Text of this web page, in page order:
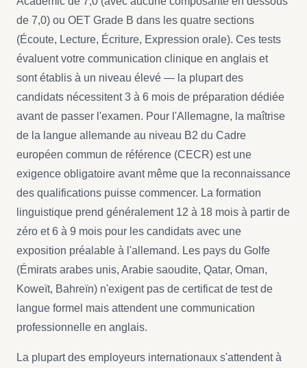
de 7,0) ou OET Grade B dans les quatre sections
(Écoute, Lecture, Écriture, Expression orale). Ces tests
évaluent votre communication clinique en anglais et
sont établis à un niveau élevé — la plupart des
candidats nécessitent 3 à 6 mois de préparation dédiée
avant de passer l'examen. Pour l'Allemagne, la maîtrise
de la langue allemande au niveau B2 du Cadre
européen commun de référence (CECR) est une
exigence obligatoire avant même que la reconnaissance
des qualifications puisse commencer. La formation
linguistique prend généralement 12 à 18 mois à partir de
zéro et 6 à 9 mois pour les candidats avec une
exposition préalable à l'allemand. Les pays du Golfe
(Émirats arabes unis, Arabie saoudite, Qatar, Oman,
Koweït, Bahreïn) n'exigent pas de certificat de test de
langue formel mais attendent une communication
professionnelle en anglais.
La plupart des employeurs internationaux s'attendent à